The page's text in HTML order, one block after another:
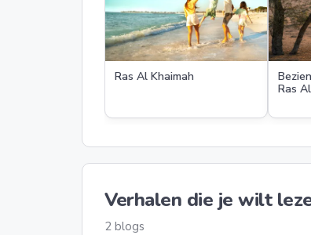
Ras Al Khaimah
Ras
Verhalen die je wilt
2 blogs